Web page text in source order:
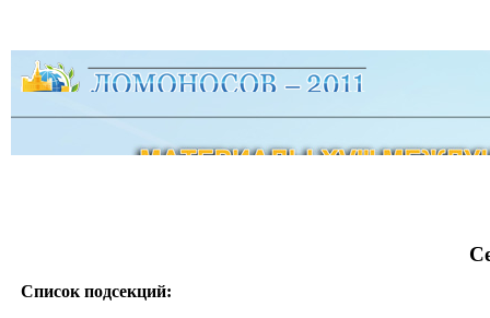
Список подсекций: